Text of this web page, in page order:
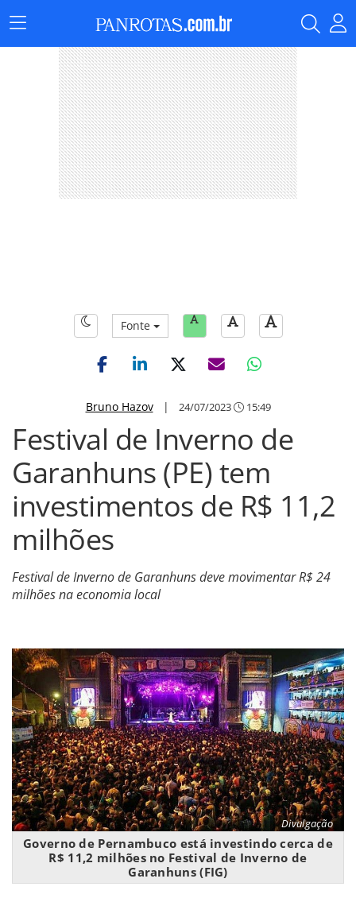
Menu
Principal
Fonte
Bruno Hazov| 24/07/2023 15:49
Festival de Inverno de
Garanhuns (PE) tem
investimentos de R$ 11,2
milhões
Festival de Inverno de Garanhuns deve movimentar R$ 24
milhões na economia local
Divulgação
Governo de Pernambuco está investindo cerca de
R$ 11,2 milhões no Festival de Inverno de
Garanhuns (FIG)